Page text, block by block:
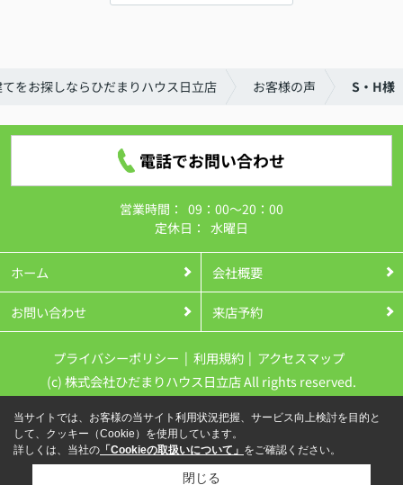
をお探しならひだまりハウス日立店 お客様の声 S・H様
電話でお問い合わせ
営業時間： 09：00～20：00
定休日： 水曜日
ホーム 会社概要
お問い合わせ 来店予約
プライバシーポリシー 利用規約
アクセスマップ
(c) 株式会社ひだまりハウス日立店 All rights reserved.
当サイトでは、お客様の当サイト利用状況把握、サービス向上検討を目的と
して、クッキー（Cookie）を使用しています。
詳しくは、当社の 「Cookieの取扱いについて」 をご確認ください。
閉じる